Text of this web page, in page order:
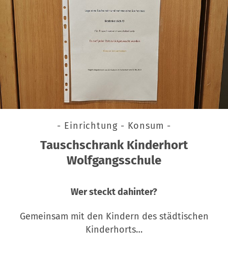
- Einrichtung - Konsum -
Tauschschrank Kinderhort
Wolfgangsschule
Wer steckt dahinter?
Gemeinsam mit den Kindern des städtischen
Kinderhorts…